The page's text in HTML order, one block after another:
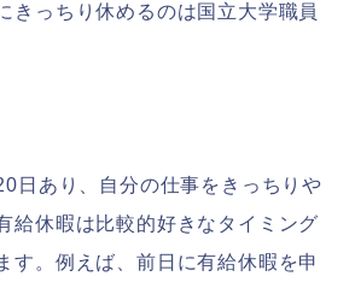
きっちり休めるのは国立大学職員
日あり、自分の仕事をきっちりや
給休暇は比較的好きなタイミング
す。例えば、前日に有給休暇を申